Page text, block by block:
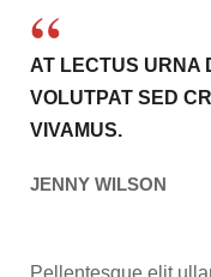
AT LECTUS URNA
VOLUTPAT SED
VIVAMUS.
JENNY WILSON
Pellentesque elit